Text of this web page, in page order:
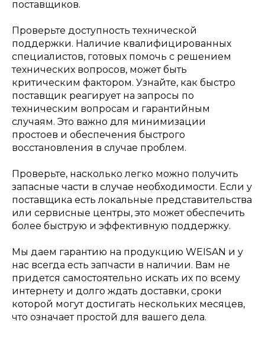
поставщиков.
Проверьте доступность технической
поддержки. Наличие квалифицированных
специалистов, готовых помочь с решением
технических вопросов, может быть
критическим фактором. Узнайте, как быстро
поставщик реагирует на запросы по
техническим вопросам и гарантийным
случаям. Это важно для минимизации
простоев и обеспечения быстрого
восстановления в случае проблем.
Проверьте, насколько легко можно получить
запасные части в случае необходимости. Если у
поставщика есть локальные представительства
или сервисные центры, это может обеспечить
более быструю и эффективную поддержку.
Мы даем гарантию на продукцию WEISAN и у
нас всегда есть запчасти в наличии. Вам не
придется самостоятельно искать их по всему
интернету и долго ждать доставки, сроки
которой могут достигать нескольких месяцев,
что означает простой для вашего дела.